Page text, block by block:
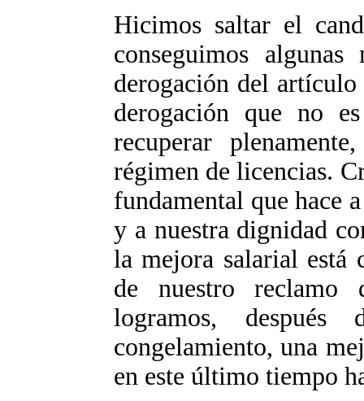
Hicimos saltar el
conseguimos
derogación del
derogación que no
recuperar
régimen de licencias.
fundamental que hace
y a nuestra dignidad
la mejora salarial está
de nuestro reclamo
logramos,
congelamiento, una
en este último tiempo